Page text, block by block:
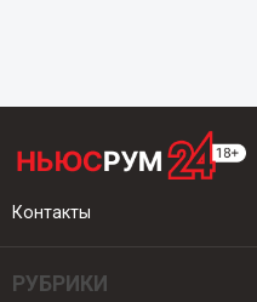
Контакты
РУБРИКИ